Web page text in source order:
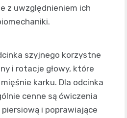
z uwzględnieniem ich
szyjnego korzystne
i rotacje głowy, które
karku. Dla odcinka
cenne są ćwiczenia
i poprawiające